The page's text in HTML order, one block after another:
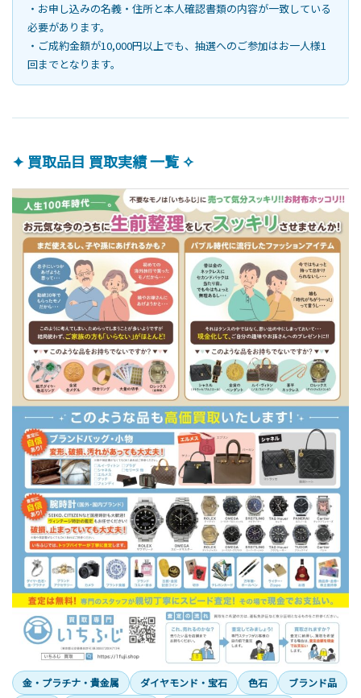
・お申し込みの名義・住所と本人確認書類の内容が一致している
必要があります。
・ご成約金額が10,000円以上でも、抽選へのご参加はお一人様1
回までとなります。
✦ 買取品目 買取実績 一覧 ✧
金・プラチナ・貴金属 ダイヤモンド・宝石 色石 ブランド品